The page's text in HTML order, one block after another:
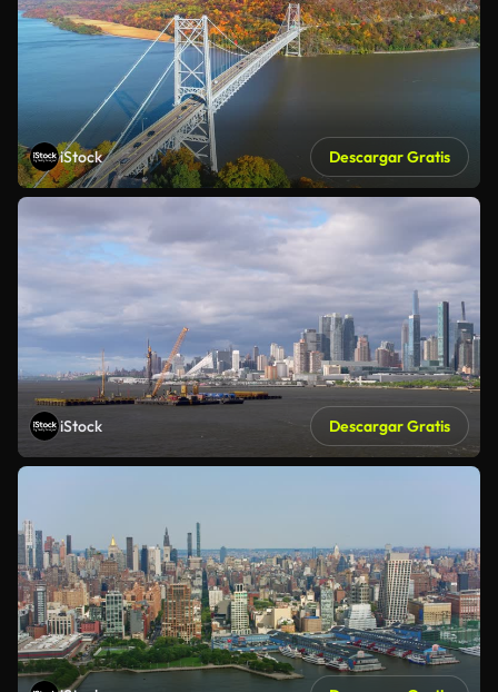
iStock Descargar Gratis
iStock Descargar Gratis